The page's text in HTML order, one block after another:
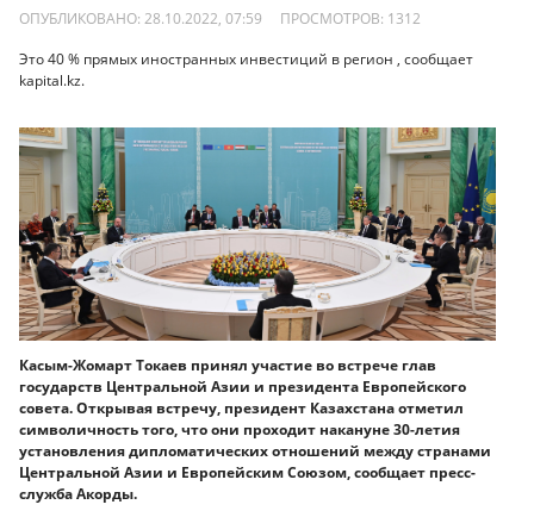
ОПУБЛИКОВАНО: 28.10.2022, 07:59 ПРОСМОТРОВ: 1312
Это 40 % прямых иностранных инвестиций в регион , сообщает
kapital.kz.
Касым-Жомарт Токаев принял участие во встрече глав
государств Центральной Азии и президента Европейского
совета. Открывая встречу, президент Казахстана отметил
символичность того, что они проходит накануне 30-летия
установления дипломатических отношений между странами
Центральной Азии и Европейским Союзом, сообщает пресс-
служба Акорды.